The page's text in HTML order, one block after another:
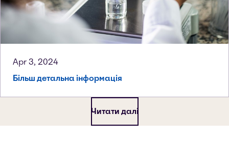
Apr 3, 2024
Більш детальна інформація
Читати далі